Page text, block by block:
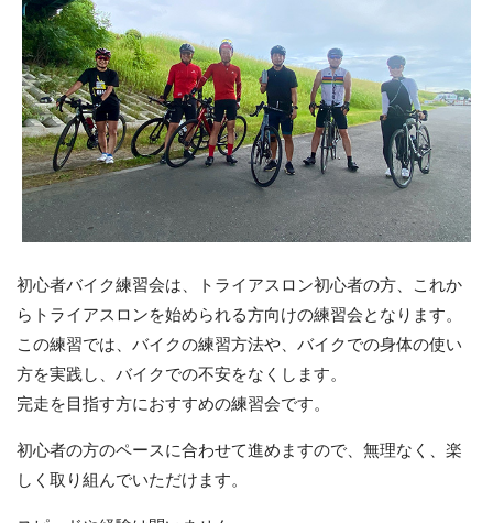
初心者バイク練習会は、トライアスロン初心者の方、これか
らトライアスロンを始められる方向けの練習会となります。
この練習では、バイクの練習方法や、バイクでの身体の使い
方を実践し、バイクでの不安をなくします。
完走を目指す方におすすめの練習会です。
初心者の方のペースに合わせて進めますので、無理なく、楽
しく取り組んでいただけます。